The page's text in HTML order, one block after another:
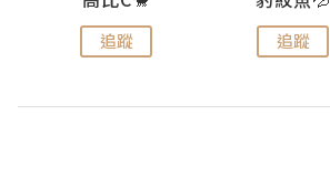
追蹤 追蹤